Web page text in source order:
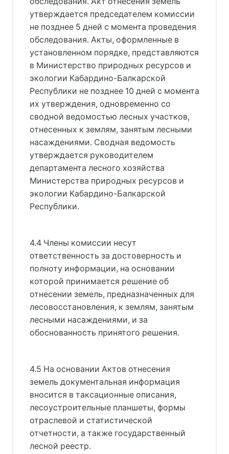
утверждается председателем комиссии
не позднее 5 дней с момента проведения
обследования. Акты, оформленные в
установленном порядке, представляются
в Министерство природных ресурсов и
экологии Кабардино-Балкарской
Республики не позднее 10 дней с момента
их утверждения, одновременно со
сводной ведомостью лесных участков,
отнесенных к землям, занятым лесными
насаждениями. Сводная ведомость
утверждается руководителем
департамента лесного хозяйства
Министерства природных ресурсов и
экологии Кабардино-Балкарской
Республики.
4.4 Члены комиссии несут
ответственность за достоверность и
полноту информации, на основании
которой принимается решение об
отнесении земель, предназначенных для
лесовосстановления, к землям, занятым
лесными насаждениями, и за
обоснованность принятого решения.
4.5 На основании Актов отнесения
земель документальная информация
вносится в таксационные описания,
лесоустроительные планшеты, формы
отраслевой и статистической
отчетности, а также государственный
лесной реестр.